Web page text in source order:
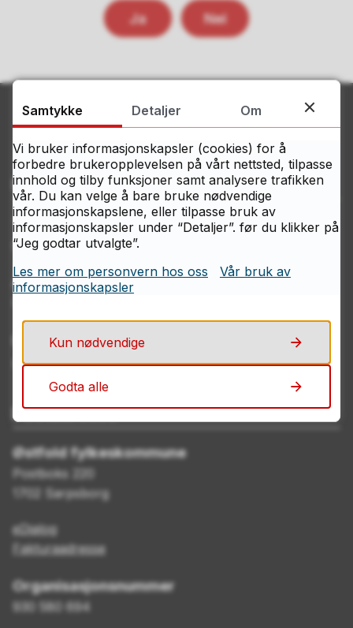
Ja Nei
Kontakt Østfolds servicesenter
Telefon
69 11 70 00
Åpningstider
E-post
post@ofk.no
Postadresse
Østfold fylkeskommune
Postboks 220
1702 Sarpsborg
eDialog
Fakturaadresse
Organisasjonsnummer
930 580 694
Samtykke Detaljer Om
Vi bruker informasjonskapsler (cookies) for å
forbedre brukeropplevelsen på vårt nettsted, tilpasse
innhold og tilby funksjoner samt analysere trafikken
vår. Du kan velge å bare bruke nødvendige
informasjonskapslene, eller tilpasse bruk av
informasjonskapsler under “Detaljer”. før du klikker på
“Jeg godtar utvalgte”.
Les mer om personvern hos oss
Vår bruk av
informasjonskapsler
Kun nødvendige
Godta alle